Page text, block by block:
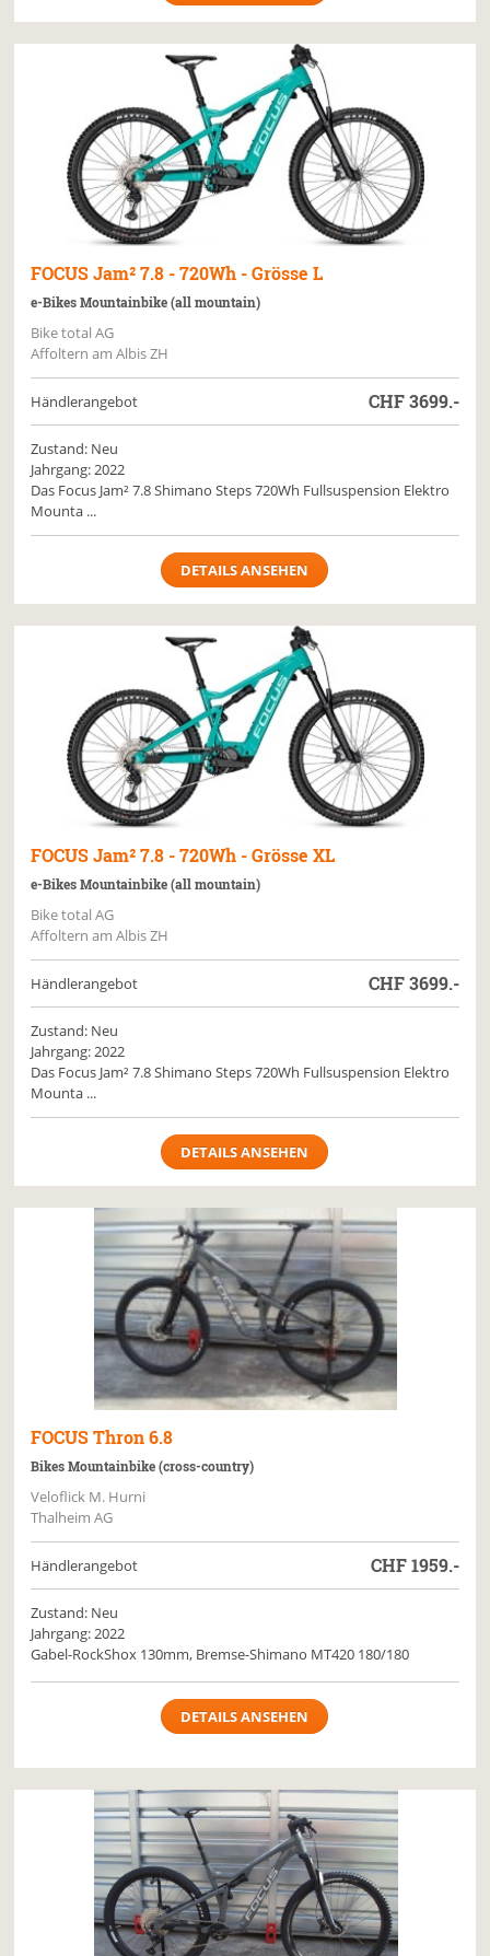
FOCUS Jam² 7.8 - 720Wh - Grösse L
e-Bikes Mountainbike (all mountain)
Bike total AG
Affoltern am Albis ZH
Händlerangebot CHF3699.-
Zustand: Neu
Jahrgang: 2022
Das Focus Jam² 7.8 Shimano Steps 720Wh Fullsuspension Elektro
Mounta ...
DETAILS ANSEHEN
FOCUS Jam² 7.8 - 720Wh - Grösse XL
e-Bikes Mountainbike (all mountain)
Bike total AG
Affoltern am Albis ZH
Händlerangebot CHF3699.-
Zustand: Neu
Jahrgang: 2022
Das Focus Jam² 7.8 Shimano Steps 720Wh Fullsuspension Elektro
Mounta ...
DETAILS ANSEHEN
FOCUS Thron 6.8
Bikes Mountainbike (cross-country)
Veloflick M. Hurni
Thalheim AG
Händlerangebot CHF1959.-
Zustand: Neu
Jahrgang: 2022
Gabel-RockShox 130mm, Bremse-Shimano MT420 180/180
DETAILS ANSEHEN